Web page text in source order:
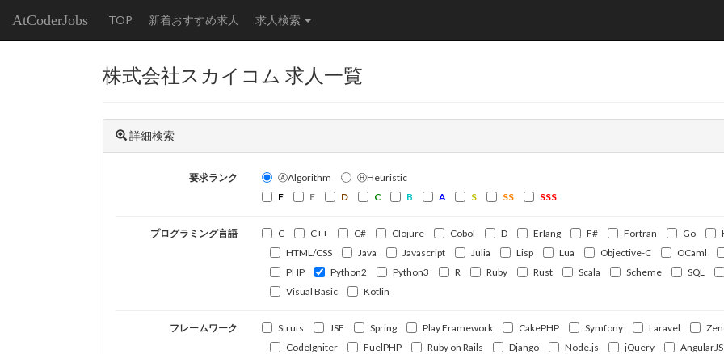
AtCoderJobs TOP 新着おすすめ求人 求人検索
株式会社スカイコム 求人一覧
詳細検索
要求ランク ⒶAlgorithm
ⒽHeuristic
F
E D C B A S SS SSS
プログラミング言語 C C++ C# Clojure Cobol D Erlang F# Fortran Go
HTML/CSS
Java Javascript Julia Lisp Lua Objective-C OCaml
PHP
Python2 Python3 R Ruby Rust Scala Scheme SQL
Visual Basic
Kotlin
フレームワーク Struts JSF Spring Play Framework CakePHP Symfony Laravel
CodeIgniter
FuelPHP Ruby on Rails Django Node.js jQuery AngularJS